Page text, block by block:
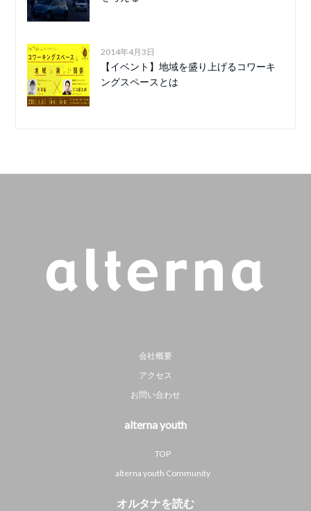
2014年4月3日
【イベント】地域を盛り上げるコワーキ
ングスペースとは
会社概要
アクセス
お問い合わせ
alterna youth
TOP
alterna youth Community
オルタナを読む